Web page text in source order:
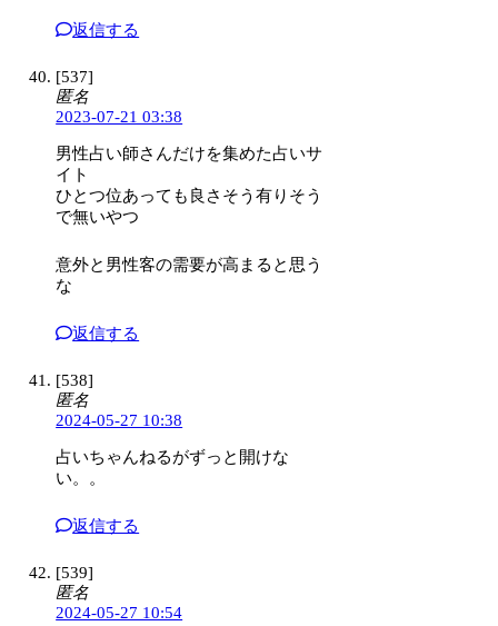
返信する
[537]
匿名
2023-07-21 03:38
男性占い師さんだけを集めた占いサ
イト
ひとつ位あっても良さそう有りそう
で無いやつ
意外と男性客の需要が高まると思う
な
返信する
[538]
匿名
2024-05-27 10:38
占いちゃんねるがずっと開けな
い。。
返信する
[539]
匿名
2024-05-27 10:54